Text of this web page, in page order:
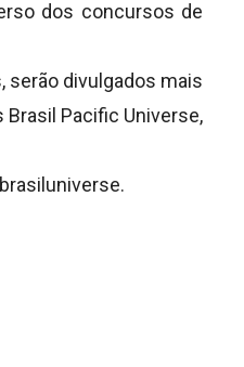
dos concursos de
serão divulgados mais
Pacific Universe,